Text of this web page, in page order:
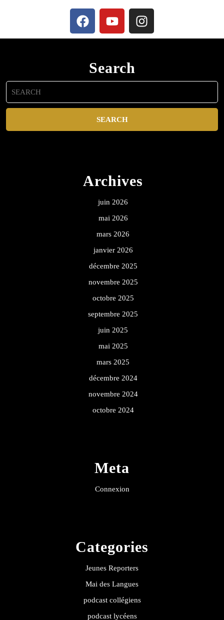
Search
Archives
juin 2026
mai 2026
mars 2026
janvier 2026
décembre 2025
novembre 2025
octobre 2025
septembre 2025
juin 2025
mai 2025
mars 2025
décembre 2024
novembre 2024
octobre 2024
Meta
Connexion
Categories
Jeunes Reporters
Mai des Langues
podcast collégiens
podcast lycéens